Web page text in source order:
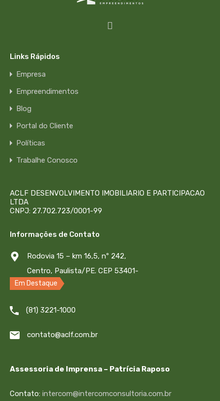
Lançamento
Ilha do Retiro Boulevard
73
m²
Em Destaque
Links Rápidos
Empresa
Empreendimentos
Blog
Portal do Cliente
Políticas
Trabalhe Conosco
ACLF DESENVOLVIMENTO IMOBILIARIO E PARTICIPACAO
LTDA
CNPJ: 27.702.723/0001-99
Informações de Contato
Rodovia 15 – km 16,5, nº 242,
Centro, Paulista/PE. CEP 53401-
445
(81) 3221-1000
contato@aclf.com.br
Assessoria de Imprensa – Patrícia Raposo
Contato: intercom@intercomconsultoria.com.br